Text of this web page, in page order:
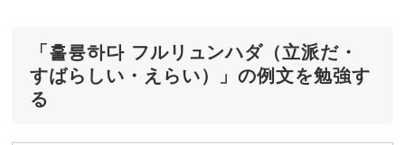
「훌륭하다 フルリュンハダ（立派だ・
すばらしい・えらい）」の例文を勉強す
る